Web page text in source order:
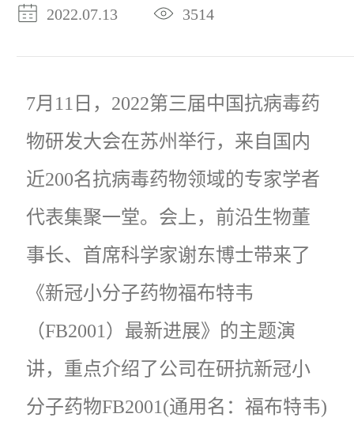
2022.07.13 3514
7月11日，2022第三届中国抗病毒药
物研发大会在苏州举行，来自国内
近200名抗病毒药物领域的专家学者
代表集聚一堂。会上，前沿生物董
事长、首席科学家谢东博士带来了
《新冠小分子药物福布特韦
（FB2001）最新进展》的主题演
讲，重点介绍了公司在研抗新冠小
分子药物FB2001(通用名：福布特韦)